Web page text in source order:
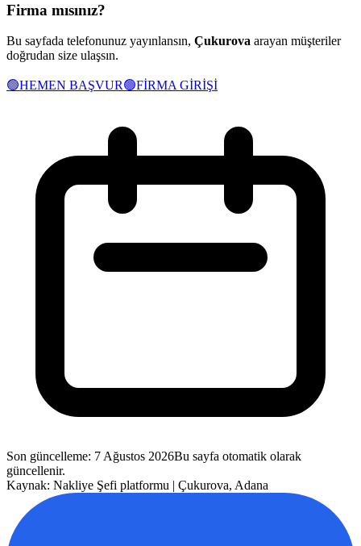
Firma mısınız?
Bu sayfada telefonunuz yayınlansın, Çukurova arayan müşteriler
doğrudan size ulaşsın.
🟢HEMEN BAŞVUR🟢FİRMA GİRİŞİ
Son güncelleme: 7 Ağustos 2026Bu sayfa otomatik olarak
güncellenir.
Kaynak: Nakliye Şefi platformu | Çukurova, Adana